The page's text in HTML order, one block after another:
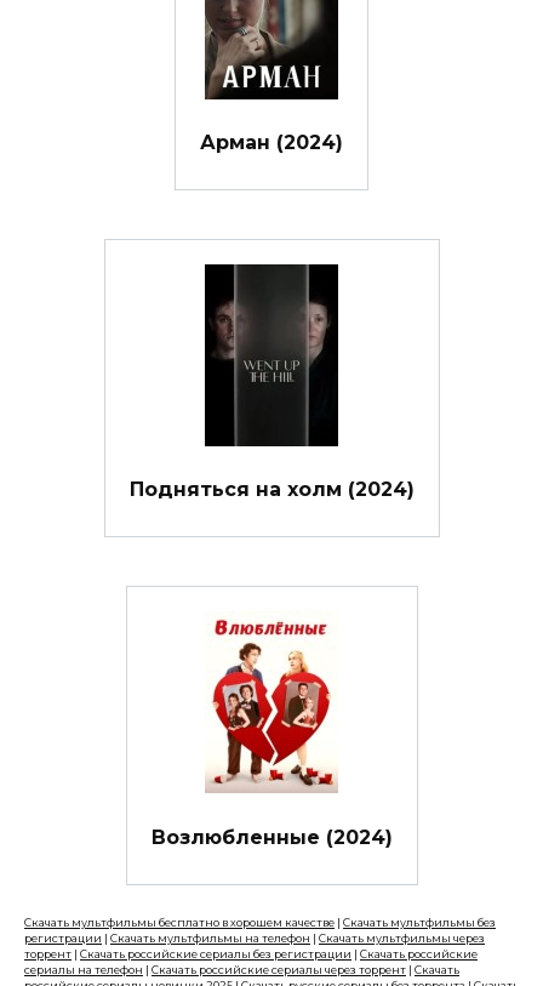
Арман (2024)
Подняться на холм (2024)
Возлюбленные (2024)
Скачать мультфильмы бесплатно в хорошем качестве | Скачать мультфильмы без
регистрации | Скачать мультфильмы на телефон | Скачать мультфильмы через
торрент | Скачать российские сериалы без регистрации | Скачать российские
сериалы на телефон | Скачать российские сериалы через торрент | Скачать